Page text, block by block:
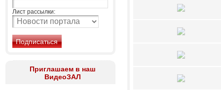
Лист рассылки:
Приглашаем в наш
ВидеоЗАЛ